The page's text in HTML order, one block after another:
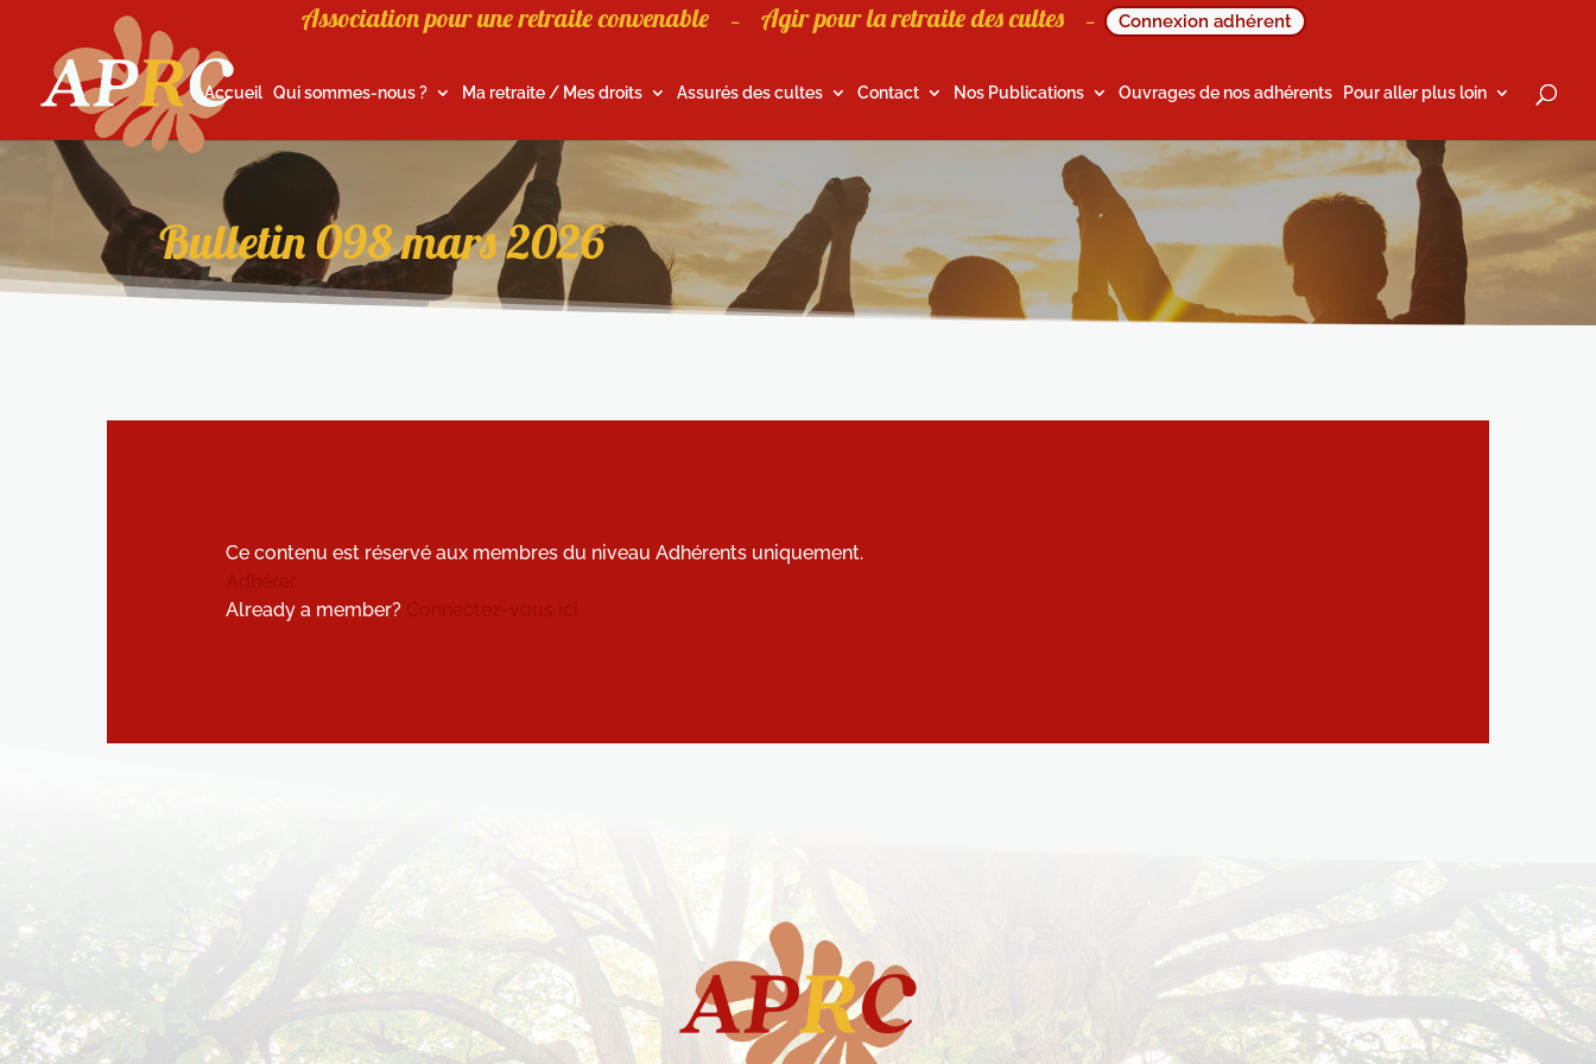
Association pour une retraite convenable – Agir pour la retraite des cultes – Connexion adhérent
Accueil Qui sommes-nous ? Ma retraite / Mes droits Assurés des cultes Contact Nos Publications Ouvrages de nos adhérents Pour aller plus loin
Bulletin 098 mars 2026
Ce contenu est réservé aux membres du niveau Adhérents uniquement.
Already a member?